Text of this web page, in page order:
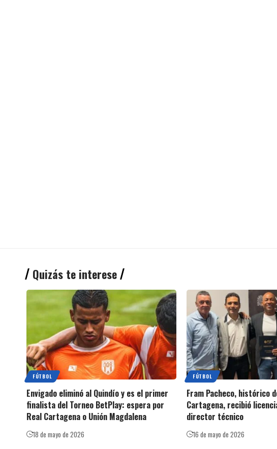
Quizás te interese
FÚTBOL
Envigado eliminó al Quindío y es el primer
finalista del Torneo BetPlay: espera por
Real Cartagena o Unión Magdalena
18 de mayo de 2026
FÚTBOL
Fram Pacheco, histórico
Cartagena, recibió
director técnico
16 de mayo de 2026